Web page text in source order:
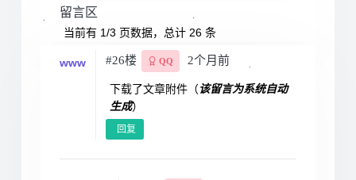
留言区
当前有 1/3 页数据，总计 26 条
www #26楼 QQ 2个月前
下载了文章附件（该留言为系统自动
生成）
回复